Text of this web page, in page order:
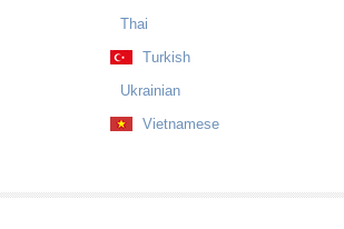
Thai
Turkish
Ukrainian
Vietnamese